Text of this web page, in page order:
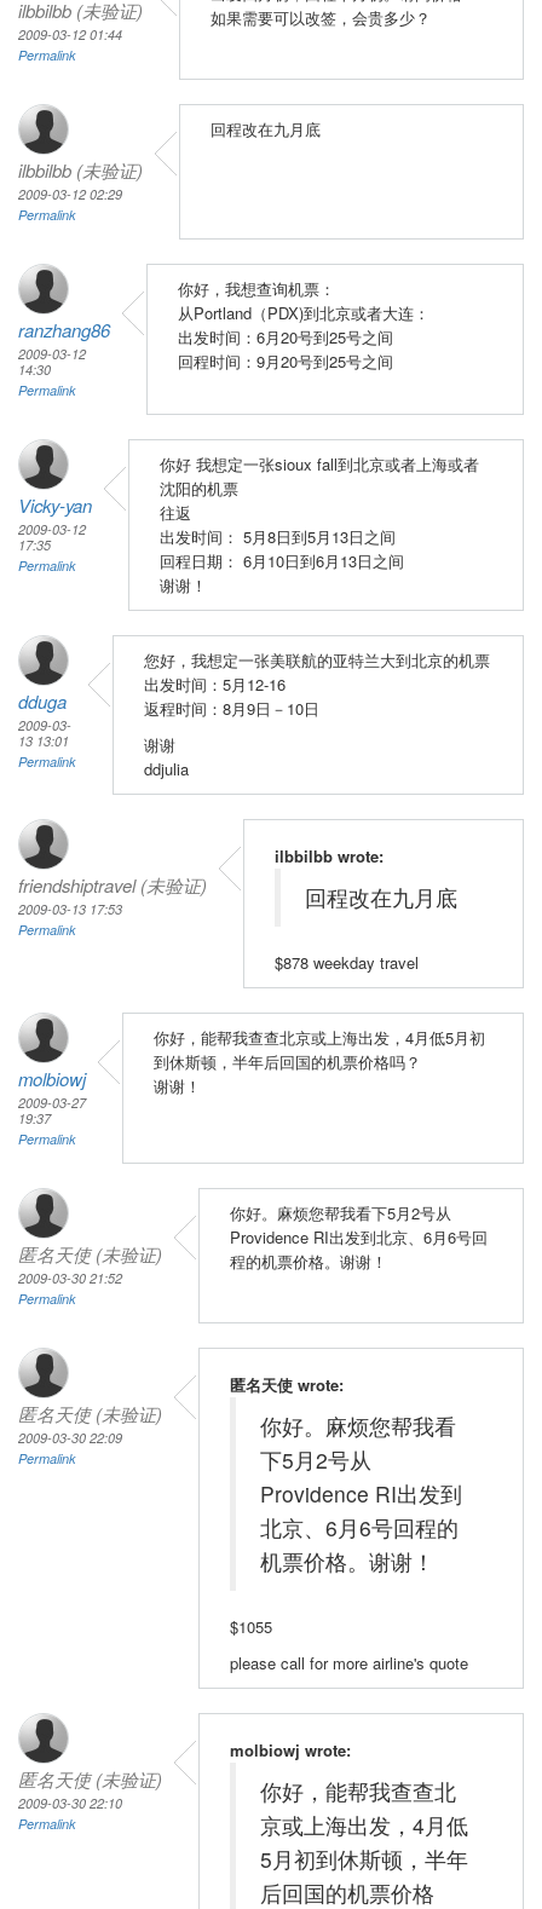
ilbbilbb (未验证)
2009-03-12 01:44
Permalink
如果需要可以改签，会贵多少？
ilbbilbb (未验证)
2009-03-12 02:29
Permalink
回程改在九月底
ranzhang86
2009-03-12
14:30
Permalink
你好，我想查询机票：
从Portland（PDX)到北京或者大连：
出发时间：6月20号到25号之间
回程时间：9月20号到25号之间
Vicky-yan
2009-03-12
17:35
Permalink
你好 我想定一张sioux fall到北京或者上海或者
沈阳的机票
往返
出发时间： 5月8日到5月13日之间
回程日期： 6月10日到6月13日之间
谢谢！
dduga
2009-03-
13 13:01
Permalink
您好，我想定一张美联航的亚特兰大到北京的机票
出发时间：5月12-16
返程时间：8月9日－10日
谢谢
ddjulia
friendshiptravel (未验证)
2009-03-13 17:53
Permalink
ilbbilbb wrote:
回程改在九月底
$878 weekday travel
molbiowj
2009-03-27
19:37
Permalink
你好，能帮我查查北京或上海出发，4月低5月初
到休斯顿，半年后回国的机票价格吗？
谢谢！
匿名天使 (未验证)
2009-03-30 21:52
Permalink
你好。麻烦您帮我看下5月2号从
Providence RI出发到北京、6月6号回
程的机票价格。谢谢！
匿名天使 (未验证)
2009-03-30 22:09
Permalink
匿名天使 wrote:
你好。麻烦您帮我看
下5月2号从
Providence RI出发到
北京、6月6号回程的
机票价格。谢谢！
$1055
please call for more airline's quote
匿名天使 (未验证)
2009-03-30 22:10
Permalink
molbiowj wrote:
你好，能帮我查查北
京或上海出发，4月低
5月初到休斯顿，半年
后回国的机票价格